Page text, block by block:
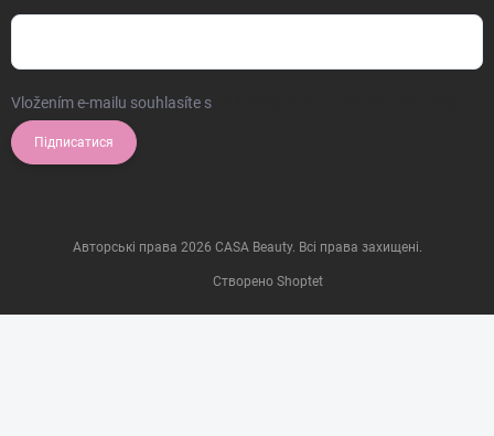
Vložením e-mailu souhlasíte s
Підписатися
Створено Shoptet
Авторські права 2026 CASA Beauty. Всі права захищені.